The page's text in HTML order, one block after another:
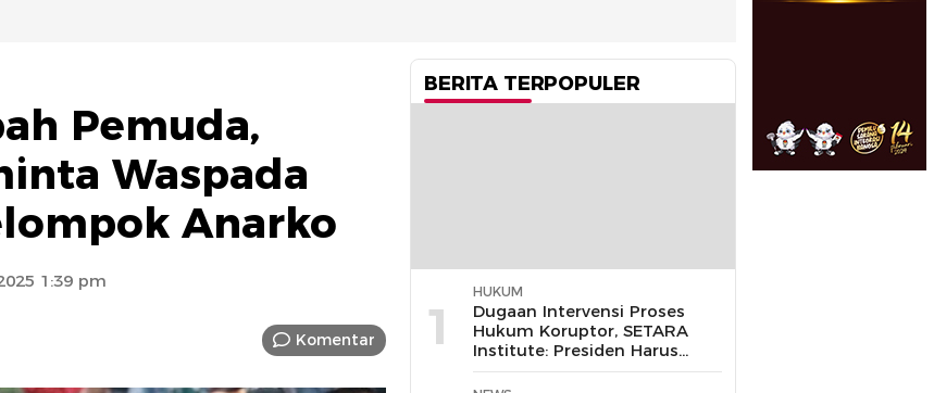
Pemuda,
Waspada
Anarko
1:39 pm
Komentar
BERITA TERPOPULER
1
HUKUM
Dugaan Intervensi Proses
Hukum Koruptor, SETARA
Institute: Presiden Harus
Pastikan TNI Tak